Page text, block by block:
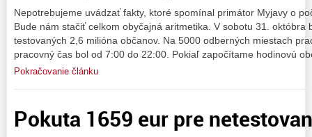
Nepotrebujeme uvádzať fakty, ktoré spomínal primátor Myjavy o
Bude nám stačiť celkom obyčajná aritmetika. V sobotu 31. októbra
testovaných 2,6 milióna občanov. Na 5000 odberných miestach
pracovný čas bol od 7:00 do 22:00. Pokiaľ započítame hodinovú
Pokračovanie článku
Pokuta 1659 eur pre